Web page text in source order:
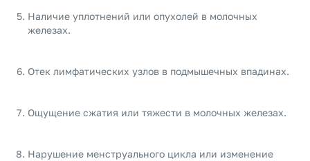
Наличие уплотнений или опухолей в молочных
железах.
Отек лимфатических узлов в подмышечных впадинах.
Ощущение сжатия или тяжести в молочных железах.
Нарушение менструального цикла или изменение